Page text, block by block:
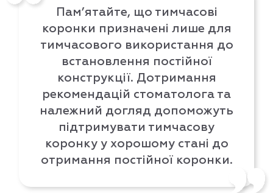
Пам’ятайте, що тимчасові
коронки призначені лише для
тимчасового використання до
встановлення постійної
конструкції. Дотримання
рекомендацій стоматолога та
належний догляд допоможуть
підтримувати тимчасову
коронку у хорошому стані до
отримання постійної коронки.